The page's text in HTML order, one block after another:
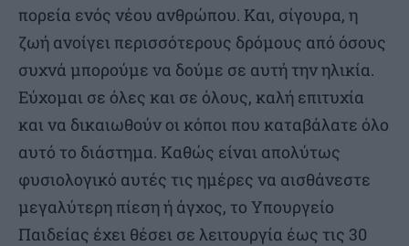
πορεία ενός νέου ανθρώπου. Και, σίγουρα, η
ζωή ανοίγει περισσότερους δρόμους από όσους
συχνά μπορούμε να δούμε σε αυτή την ηλικία.
Εύχομαι σε όλες και σε όλους, καλή επιτυχία
και να δικαιωθούν οι κόποι που καταβάλατε όλο
αυτό το διάστημα. Καθώς είναι απολύτως
φυσιολογικό αυτές τις ημέρες να αισθάνεστε
μεγαλύτερη πίεση ή άγχος, το Υπουργείο
Παιδείας έχει θέσει σε λειτουργία έως τις 30